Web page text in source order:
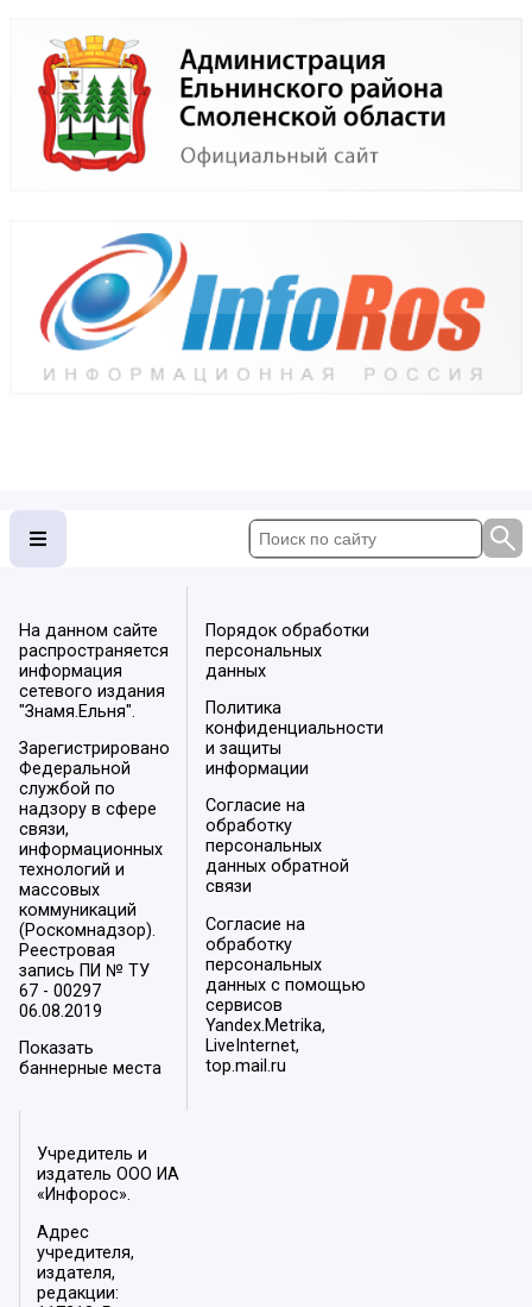
На данном сайте
распространяется
информация
сетевого издания
"Знамя.Ельня".
Зарегистрировано
Федеральной
службой по
надзору в сфере
связи,
информационных
технологий и
массовых
коммуникаций
(Роскомнадзор).
Реестровая
запись ПИ № ТУ
67 - 00297
06.08.2019
Показать
баннерные места
Порядок обработки
персональных
данных
Политика
конфиденциальности
и защиты
информации
Согласие на
обработку
персональных
данных обратной
связи
Согласие на
обработку
персональных
данных с помощью
сервисов
Yandex.Metrika,
LiveInternet,
top.mail.ru
Учредитель и
издатель ООО ИА
«Инфорос».
Адрес
учредителя,
издателя,
редакции: